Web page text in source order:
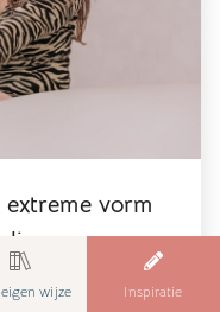
vorm
wijze Inspiratie